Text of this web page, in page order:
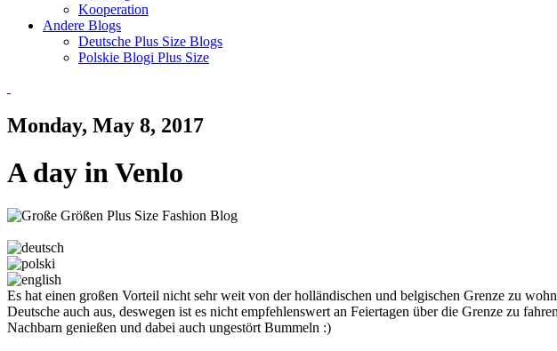
Kooperation
Andere Blogs
Deutsche Plus Size Blogs
Polskie Blogi Plus Size
Monday, May 8, 2017
A day in Venlo
Es hat einen großen Vorteil nicht sehr weit von der holländischen und belgischen Grenze zu
Deutsche auch aus, deswegen ist es nicht empfehlenswert an Feiertagen über die Grenze zu
Nachbarn genießen und dabei auch ungestört Bummeln :)